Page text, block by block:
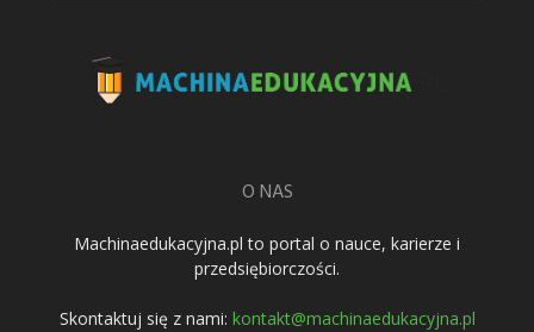
O NAS
Machinaedukacyjna.pl to portal o nauce, karierze i
przedsiębiorczości.
Skontaktuj się z nami: kontakt@machinaedukacyjna.pl